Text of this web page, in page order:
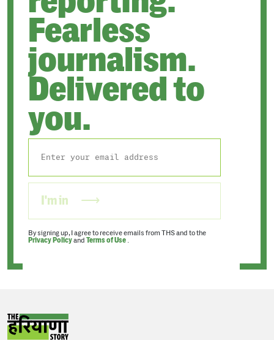
Fearless
journalism.
Delivered to
you.
I'm in
By signing up, I agree to receive emails from THS and to the
Privacy Policyand Terms of Use .